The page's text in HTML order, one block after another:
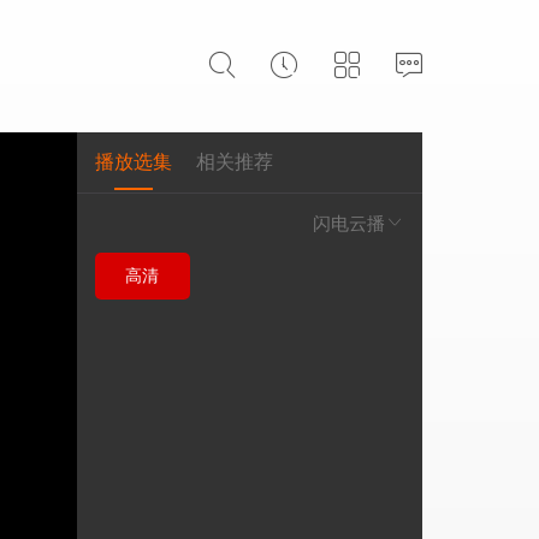
播放选集 相关推荐
闪电云播
高清